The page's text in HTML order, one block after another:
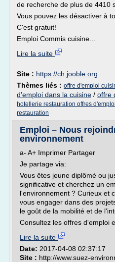
de recherche de plus de 4410
Vous pouvez les désactiver à
C'est gratuit!
Emploi Commis cuisine...
Lire la suite
Site : https://ch.jooble.org
Thèmes liés : offre d'emploi
d'emploi dans la cuisine / offre
hotellerie restauration offres
restauration
Emploi – Nous
environnement
a- A+ Imprimer Partager
Je partage via:
Vous êtes jeune diplômé ou
significative et cherchez un
l'environnement ? Curieux et
vous engager dans des
le goût de la mobilité et de
Consultez les offres d'emploi
Lire la suite
Date: 2017-04-08 02:37:17
Site : http://www.suez-